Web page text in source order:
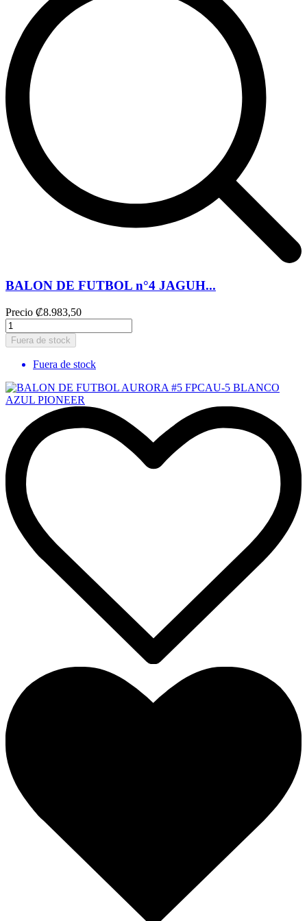
BALON DE FUTBOL n°4 JAGUH...
Precio ₡8.983,50
Fuera de stock
Fuera de stock